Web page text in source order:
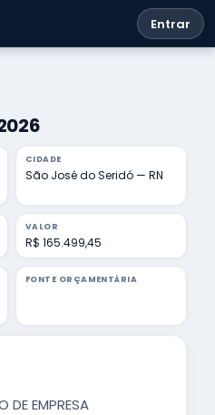
Entrar
CIDADE
São José do Seridó — RN
VALOR
R$ 165.499,45
FONTE ORÇAMENTÁRIA
DE EMPRESA